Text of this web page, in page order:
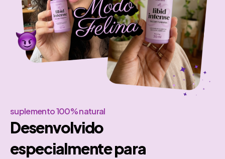
suplemento 100% natural
Desenvolvido
especialmente para